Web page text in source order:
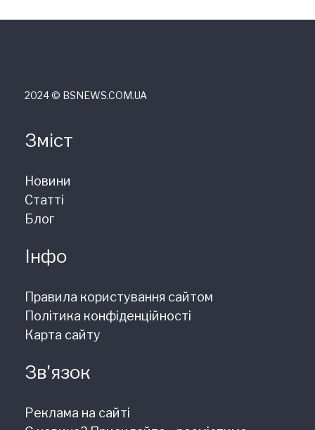
2024 © ВSNEWS.COM.UA
Зміст
Новини
Статті
Блог
Інфо
Правила користування сайтом
Політика конфіденційності
Карта сайту
Зв'язок
Реклама на сайті